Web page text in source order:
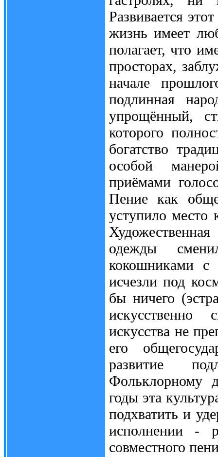
Развивается
жизнь имеет
полагает, что
просторах,
начале
подлинная
упрощённый,
которого
богатство
особой
приёмами
Пение как
уступило место
одежды
кокошниками с
исчезли под
бы ничего
искусственно
искусства не
его
развитие
Фольклорному
годы эта
подхватить и
исполнении -
совместного